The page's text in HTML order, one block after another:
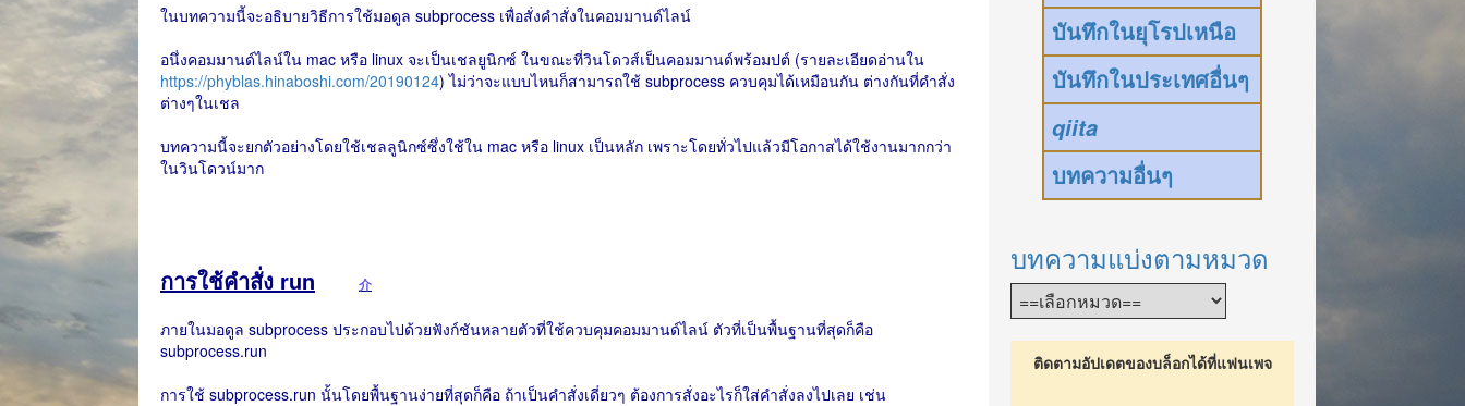
ในบทความนี้จะอธิบายวิธีการใช้มอดูล subprocess เพื่อสั่งคำสั่งในคอมมานด์ไลน์
อนึ่งคอมมานด์ไลน์ใน mac หรือ linux จะเป็นเชลยูนิกซ์ ในขณะที่วินโดวส์เป็นคอมมานด์พร้อมปต์ (รายละเอียดอ่านใน
https://phyblas.hinaboshi.com/20190124) ไม่ว่าจะแบบไหนก็สามารถใช้ subprocess ควบคุมได้เหมือนกัน ต่างกันที่คำสั่ง
ต่างๆในเชล
บทความนี้จะยกตัวอย่างโดยใช้เชลลูนิกซ์ซึ่งใช้ใน mac หรือ linux เป็นหลัก เพราะโดยทั่วไปแล้วมีโอกาสได้ใช้งานมากกว่า
ในวินโดวน์มาก
การใช้คำสั่ง run 介
ภายในมอดูล subprocess ประกอบไปด้วยฟังก์ชันหลายตัวที่ใช้ควบคุมคอมมานด์ไลน์ ตัวที่เป็นพื้นฐานที่สุดก็คือ
subprocess.run
การใช้ subprocess.run นั้นโดยพื้นฐานง่ายที่สุดก็คือ ถ้าเป็นคำสั่งเดี่ยวๆ ต้องการสั่งอะไรก็ใส่คำสั่งลงไปเลย เช่น
บันทึกในยุโรปเหนือ
บันทึกในประเทศอื่นๆ
qiita
บทความอื่นๆ
บทความแบ่งตามหมวด
ติดตามอัปเดตของบล็อกได้ที่แฟนเพจ